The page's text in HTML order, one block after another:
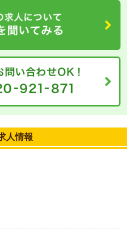
人情報